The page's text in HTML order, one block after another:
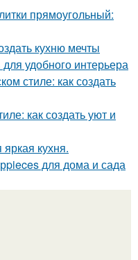
прямоугольный:
кухню мечты
удобного интерьера
стиле: как создать
как создать уют и
яркая кухня.
для дома и сада